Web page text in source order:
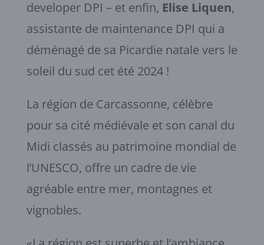
developer DPI – et enfin, Elise Liquen,
assistante de maintenance DPI qui a
déménagé de sa Picardie natale vers le
soleil du sud cet été 2024 !
La région de Carcassonne, célèbre
pour sa cité médiévale et son canal du
Midi classés au patrimoine mondial de
l’UNESCO, offre un cadre de vie
agréable entre mer, montagnes et
vignobles.